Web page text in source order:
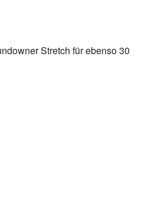
Stretch für ebenso 30